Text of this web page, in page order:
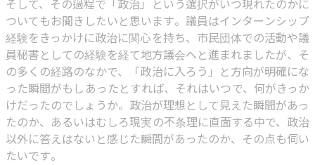
そして、その過程で「政治」という選択がいつ現れたのかに
ついてもお聞きしたいと思います。議員はインターンシップ
経験をきっかけに政治に関心を持ち、市民団体での活動や議
員秘書としての経験を経て地方議会へと進まれましたが、そ
の多くの経路のなかで、「政治に入ろう」と方向が明確にな
った瞬間がもしあったとすれば、それはいつで、何がきっか
けだったのでしょうか。政治が理想として見えた瞬間があっ
たのか、あるいはむしろ現実の不条理に直面する中で、政治
以外に答えはないと感じた瞬間があったのか、その点も伺い
たいです。